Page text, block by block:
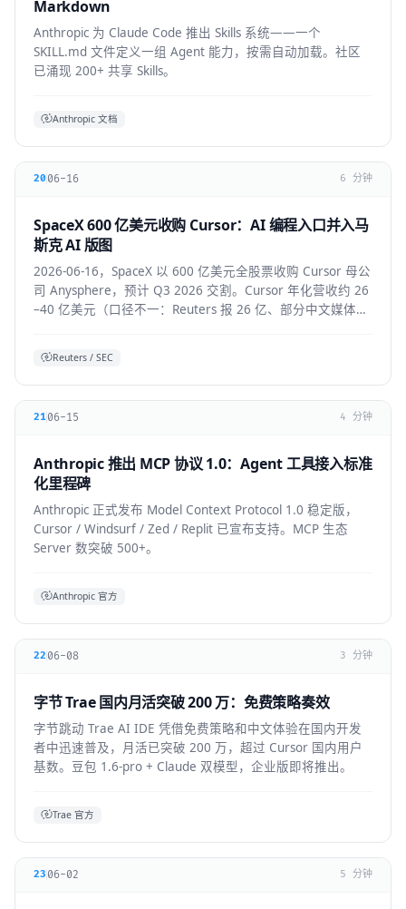
Markdown
Anthropic 为 Claude Code 推出 Skills 系统——一个
SKILL.md 文件定义一组 Agent 能力，按需自动加载。社区
已涌现 200+ 共享 Skills。
Anthropic 文档
2006-16 6 分钟
SpaceX 600 亿美元收购 Cursor：AI 编程入口并入马
斯克 AI 版图
2026-06-16，SpaceX 以 600 亿美元全股票收购 Cursor 母公
司 Anysphere，预计 Q3 2026 交割。Cursor 年化营收约 26
–40 亿美元（口径不一：Reuters 报 26 亿、部分中文媒体报
Reuters / SEC
2106-15 4 分钟
Anthropic 推出 MCP 协议 1.0：Agent 工具接入标准
化里程碑
Anthropic 正式发布 Model Context Protocol 1.0 稳定版，
Cursor / Windsurf / Zed / Replit 已宣布支持。MCP 生态
Server 数突破 500+。
Anthropic 官方
22 06-08 3 分钟
字节 Trae 国内月活突破 200 万：免费策略奏效
字节跳动 Trae AI IDE 凭借免费策略和中文体验在国内开发
者中迅速普及，月活已突破 200 万，超过 Cursor 国内用户
基数。豆包 1.6-pro + Claude 双模型，企业版即将推出。
Trae 官方
23 06-02 5 分钟